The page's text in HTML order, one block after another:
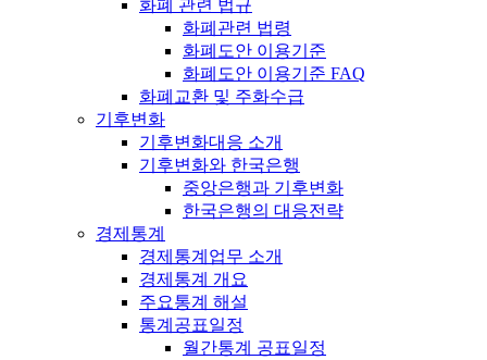
화폐 관련 법규
화폐관련 법령
화폐도안 이용기준
화폐도안 이용기준 FAQ
화폐교환 및 주화수급
기후변화
기후변화대응 소개
기후변화와 한국은행
중앙은행과 기후변화
한국은행의 대응전략
경제통계
경제통계업무 소개
경제통계 개요
주요통계 해설
통계공표일정
월간통계 공표일정